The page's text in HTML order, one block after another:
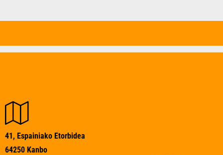
41, Espainiako Etorbidea
64250 Kanbo